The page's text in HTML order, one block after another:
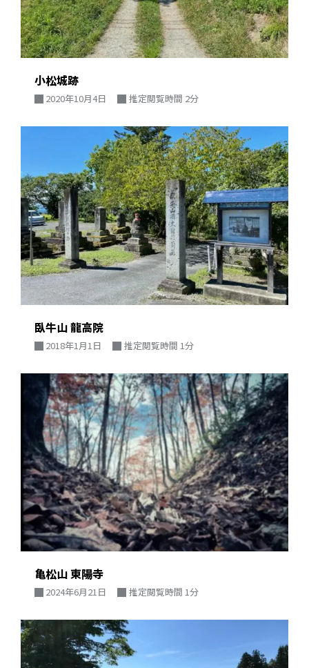
小松城跡
2020年10月4日 推定閲覧時間 2分
臥牛山 龍高院
2018年1月1日 推定閲覧時間 1分
亀松山 東陽寺
2024年6月21日 推定閲覧時間 1分